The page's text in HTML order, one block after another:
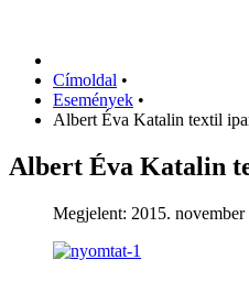
Címoldal •
Események •
Albert Éva Katalin textil
Albert Éva Katalin
Megjelent: 2015. november